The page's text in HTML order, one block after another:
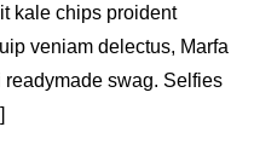
kale chips proident
veniam delectus, Marfa
swag. Selfies